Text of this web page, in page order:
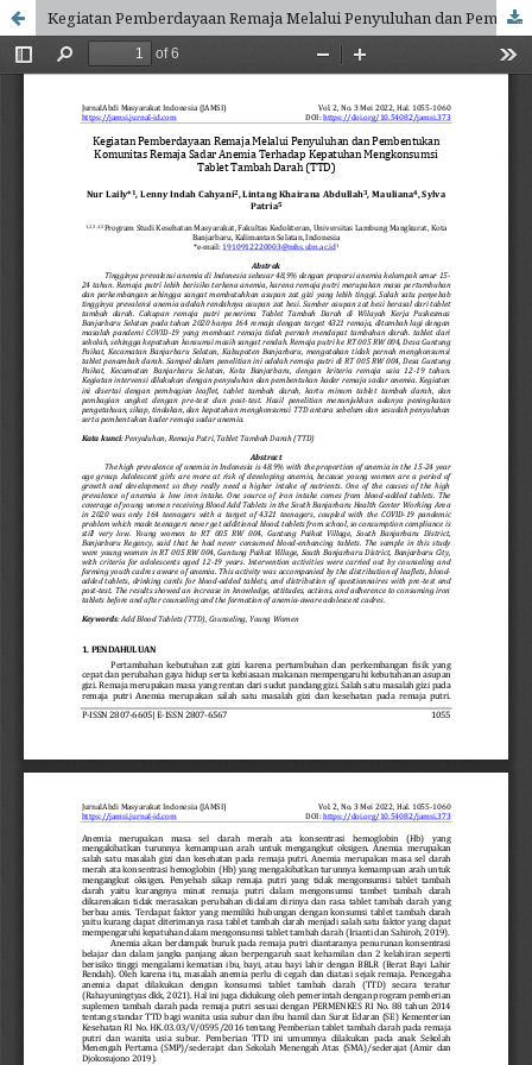
Kegiatan Pemberdayaan Remaja Melalui Penyuluhan dan Pembentukan Komunitas Remaja Sadar Anemia Terhadap Kepatuhan Mengkonsumsi Tablet Tambah Darah (TTD)